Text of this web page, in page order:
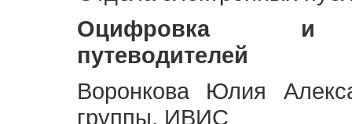
Оцифровка и
путеводителей
Воронкова Юлия
группы, ИВИС